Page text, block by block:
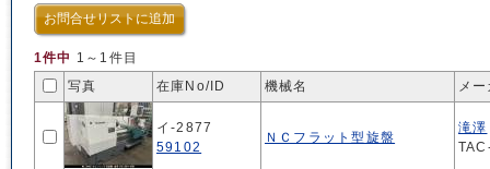
お問合せリストに追加
1件中 1～1件目
写真
在庫No/ID 機械名 メ
イ-2877
59102
ＮＣフラット型旋盤
滝澤